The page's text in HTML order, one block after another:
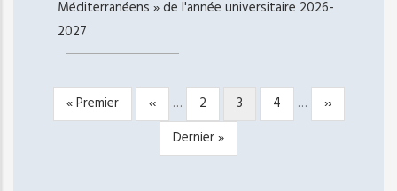
Méditerranéens » de l'année universitaire 2026-
2027
PAGINATION
Première
page
« Premier
Page
précédente
‹‹ … Page
2
Page
courante
3 Page
4 …
Page
suivante
››
Dernière
page
Dernier »